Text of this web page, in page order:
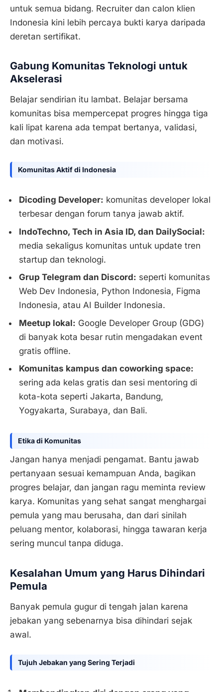
untuk semua bidang. Recruiter dan calon klien
Indonesia kini lebih percaya bukti karya daripada
deretan sertifikat.
Gabung Komunitas Teknologi untuk
Akselerasi
Belajar sendirian itu lambat. Belajar bersama
komunitas bisa mempercepat progres hingga tiga
kali lipat karena ada tempat bertanya, validasi,
dan motivasi.
Komunitas Aktif di Indonesia
Dicoding Developer: komunitas developer lokal
terbesar dengan forum tanya jawab aktif.
IndoTechno, Tech in Asia ID, dan DailySocial:
media sekaligus komunitas untuk update tren
startup dan teknologi.
Grup Telegram dan Discord: seperti komunitas
Web Dev Indonesia, Python Indonesia, Figma
Indonesia, atau AI Builder Indonesia.
Meetup lokal: Google Developer Group (GDG)
di banyak kota besar rutin mengadakan event
gratis offline.
Komunitas kampus dan coworking space:
sering ada kelas gratis dan sesi mentoring di
kota-kota seperti Jakarta, Bandung,
Yogyakarta, Surabaya, dan Bali.
Etika di Komunitas
Jangan hanya menjadi pengamat. Bantu jawab
pertanyaan sesuai kemampuan Anda, bagikan
progres belajar, dan jangan ragu meminta review
karya. Komunitas yang sehat sangat menghargai
pemula yang mau berusaha, dan dari sinilah
peluang mentor, kolaborasi, hingga tawaran kerja
sering muncul tanpa diduga.
Kesalahan Umum yang Harus Dihindari
Pemula
Banyak pemula gugur di tengah jalan karena
jebakan yang sebenarnya bisa dihindari sejak
awal.
Tujuh Jebakan yang Sering Terjadi